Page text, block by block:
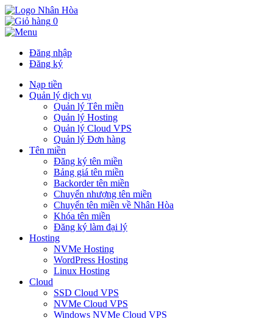
0
Đăng nhập
Đăng ký
Nạp tiền
Quản lý dịch vụ
Quản lý Tên miền
Quản lý Hosting
Quản lý Cloud VPS
Quản lý Đơn hàng
Tên miền
Đăng ký tên miền
Bảng giá tên miền
Backorder tên miền
Chuyển nhượng tên miền
Chuyển tên miền về Nhân Hòa
Khóa tên miền
Đăng ký làm đại lý
Hosting
NVMe Hosting
WordPress Hosting
Linux Hosting
Cloud
SSD Cloud VPS
NVMe Cloud VPS
Windows NVMe Cloud VPS